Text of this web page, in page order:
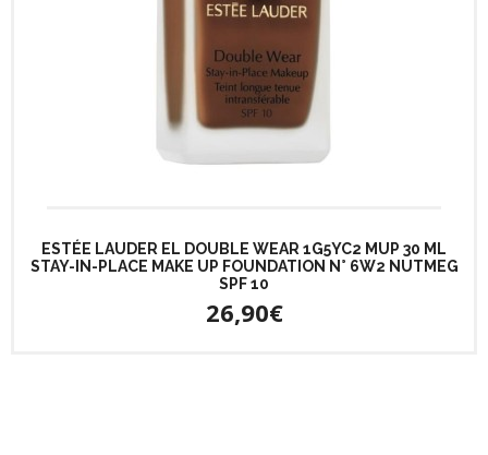
ESTÉE LAUDER EL DOUBLE WEAR 1G5YC2 MUP 30 ML
STAY-IN-PLACE MAKE UP FOUNDATION N° 6W2 NUTMEG
SPF 10
26,90€